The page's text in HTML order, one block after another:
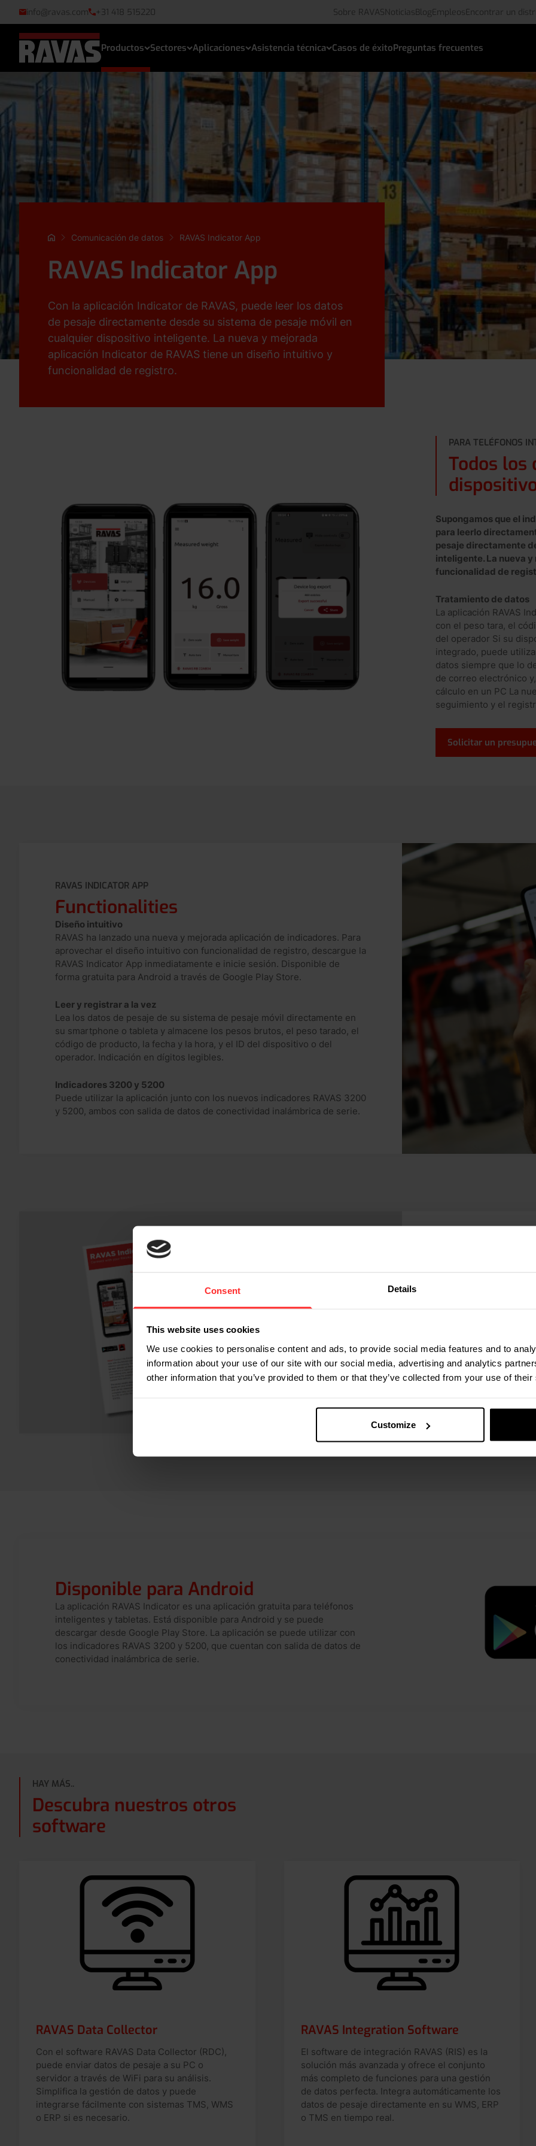
Consent Details
This website uses cookies
We use cookies to personalise content and ads, to provide social media features and to
information about your use of our site with our social media, advertising and analytics
other information that you’ve provided to them or that they’ve collected from your use of
Customize
info@ravas.com +31 418 515220 Sobre RAVASNoticiasBlogEmpleosEncontrar un
Productos Sectores Aplicaciones Asistencia técnica Casos de éxitoPreguntas frecuentes
Comunicación de datos RAVAS Indicator App
RAVAS Indicator App
Con la aplicación Indicator de RAVAS, puede leer los datos
de pesaje directamente desde su sistema de pesaje móvil en
cualquier dispositivo inteligente. La nueva y mejorada
aplicación Indicator de RAVAS tiene un diseño intuitivo y
funcionalidad de registro.
PARA TELÉFONOS
Todos los
Supongamos que el
para leerlo
pesaje directamente
inteligente. La nueva
funcionalidad de
Tratamiento de datos
La aplicación RAVAS
con el peso tara, el
del operador Si su
integrado, puede
datos siempre que lo
de correo electrónico
cálculo en un PC La
seguimiento y el
Solicitar un
RAVAS INDICATOR APP
Functionalities
Diseño intuitivo
RAVAS ha lanzado una nueva y mejorada aplicación de indicadores. Para
aprovechar el diseño intuitivo con funcionalidad de registro, descargue la
RAVAS Indicator App inmediatamente e inicie sesión. Disponible de
forma gratuita para Android a través de Google Play Store.
Leer y registrar a la vez
Lea los datos de pesaje de su sistema de pesaje móvil directamente en
su smartphone o tableta y almacene los pesos brutos, el peso tarado, el
código de producto, la fecha y la hora, y el ID del dispositivo o del
operador. Indicación en dígitos legibles.
Indicadores 3200 y 5200
Puede utilizar la aplicación junto con los nuevos indicadores RAVAS 3200
y 5200, ambos con salida de datos de conectividad inalámbrica de serie.
RAVAS
Con la RAVAS
desde su sistema de
nueva y mejorada
Ver todas las
Disponible para Android
La aplicación RAVAS Indicator es una aplicación gratuita para teléfonos
inteligentes y tabletas. Está disponible para Android y se puede
descargar desde Google Play Store. La aplicación se puede utilizar con
los indicadores RAVAS 3200 y 5200, que cuentan con salida de datos de
conectividad inalámbrica de serie.
HAY MÁS..
Descubra nuestros otros
software
RAVAS Data Collector
Con el software RAVAS Data Collector (RDC),
puede enviar datos de pesaje a su PC o
servidor a través de WiFi para su análisis.
Simplifica la gestión de datos y puede
integrarse fácilmente con sistemas TMS, WMS
o ERP si es necesario.
RAVAS Integration Software
El software de integración RAVAS (RIS) es la
solución más avanzada y ofrece el conjunto
más completo de funciones para una gestión
de datos perfecta. Integra automáticamente los
datos de pesaje directamente en su WMS, ERP
o TMS en tiempo real.